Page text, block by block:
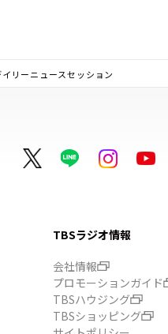
イリーニュースセッション
TBSラジオ情報
会社情報
プロモーションガイド
TBSハウジング
TBSショッピング